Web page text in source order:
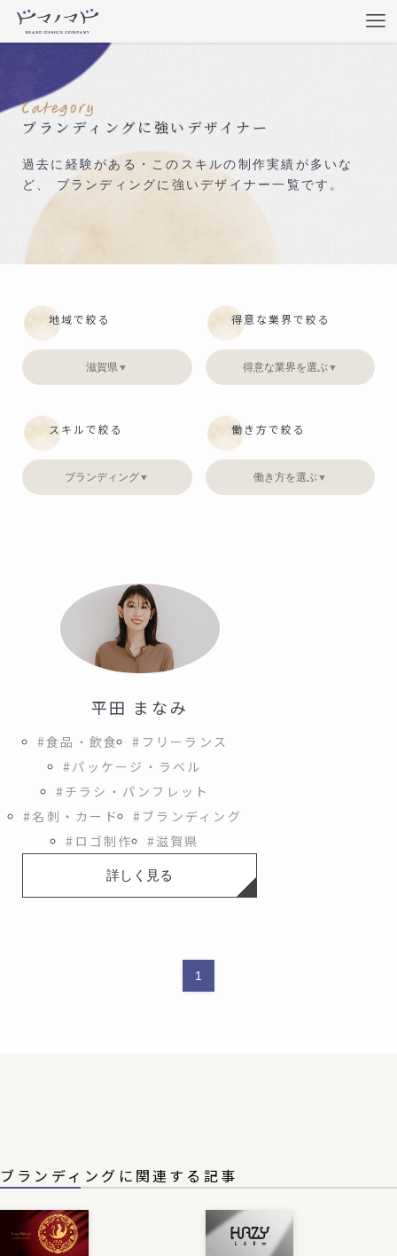
ブランディングに強いデザイナー
過去に経験がある・このスキルの制作実績が多いな
ど、 ブランディングに強いデザイナー一覧です。
地域で絞る
滋賀県 ▼
得意な業界で絞る
得意な業界を選ぶ ▼
スキルで絞る
ブランディング▼
働き方で絞る
働き方を選ぶ ▼
平田 まなみ
#食品・飲食
#フリーランス
#パッケージ・ラベル
#チラシ・パンフレット
#名刺・カード
#ブランディング
#ロゴ制作
#滋賀県
詳しく見る
1
ブランディングに関連する記事